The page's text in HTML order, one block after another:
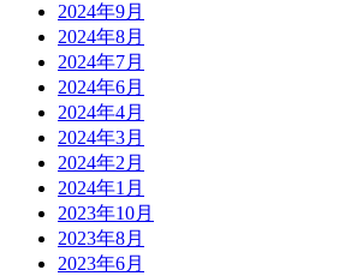
2024年9月
2024年8月
2024年7月
2024年6月
2024年4月
2024年3月
2024年2月
2024年1月
2023年10月
2023年8月
2023年6月